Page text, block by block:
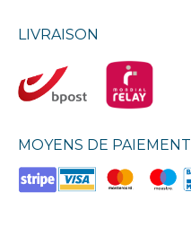
LIVRAISON
MOYENS DE PAIEMENT